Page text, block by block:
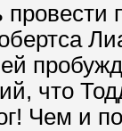
что
Чем и